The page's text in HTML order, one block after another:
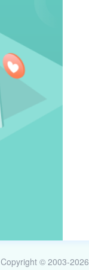
Copyright © 2003-2026